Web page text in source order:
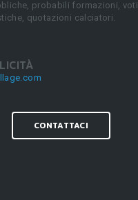
probabili formazioni, voti
quotazioni calciatori.
CONTATTACI